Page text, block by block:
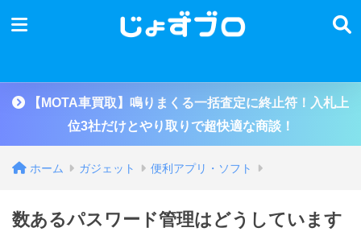
【MOTA車買取】鳴りまくる一括査定に終止符！入札上
位3社だけとやり取りで超快適な商談！
ホーム ガジェット 便利アプリ・ソフト
数あるパスワード管理はどうしています